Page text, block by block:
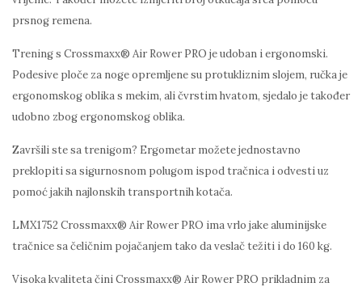
prsnog remena.
Trening s Crossmaxx® Air Rower PRO je udoban i ergonomski.
Podesive ploče za noge opremljene su protukliznim slojem, ručka je
ergonomskog oblika s mekim, ali čvrstim hvatom, sjedalo je također
udobno zbog ergonomskog oblika.
Završili ste sa trenigom? Ergometar možete jednostavno
preklopiti sa sigurnosnom polugom ispod tračnica i odvesti uz
pomoć jakih najlonskih transportnih kotača.
LMX1752 Crossmaxx® Air Rower PRO ima vrlo jake aluminijske
tračnice sa čeličnim pojačanjem tako da veslač težiti i do 160 kg.
Visoka kvaliteta čini Crossmaxx® Air Rower PRO prikladnim za